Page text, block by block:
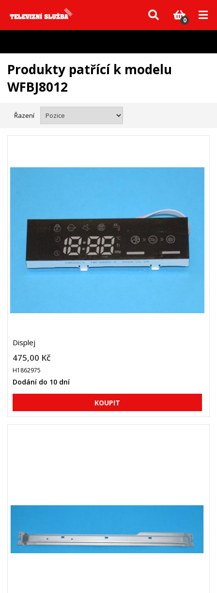
Vzhledem k aktuální situaci se může dodání dílů, které nejsou skladem,
zpozdit. Děkujeme za pochopení.
0
Produkty patřící k modelu
WFBJ8012
Řazení
Displej
475,00 Kč
H1862975
Dodání do 10 dní